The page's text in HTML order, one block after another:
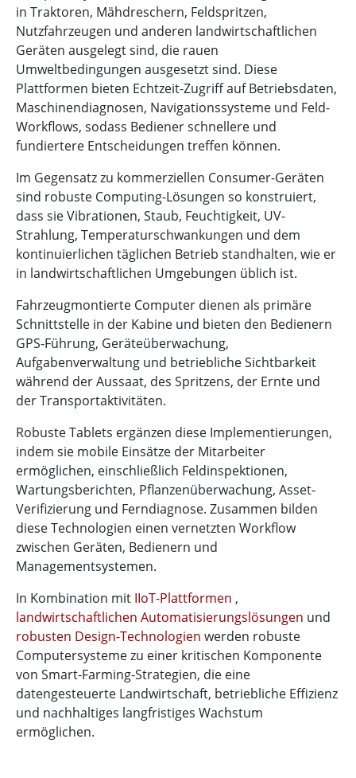
in Traktoren, Mähdreschern, Feldspritzen,
Nutzfahrzeugen und anderen landwirtschaftlichen
Geräten ausgelegt sind, die rauen
Umweltbedingungen ausgesetzt sind. Diese
Plattformen bieten Echtzeit-Zugriff auf Betriebsdaten,
Maschinendiagnosen, Navigationssysteme und Feld-
Workflows, sodass Bediener schnellere und
fundiertere Entscheidungen treffen können.
Im Gegensatz zu kommerziellen Consumer-Geräten
sind robuste Computing-Lösungen so konstruiert,
dass sie Vibrationen, Staub, Feuchtigkeit, UV-
Strahlung, Temperaturschwankungen und dem
kontinuierlichen täglichen Betrieb standhalten, wie er
in landwirtschaftlichen Umgebungen üblich ist.
Fahrzeugmontierte Computer dienen als primäre
Schnittstelle in der Kabine und bieten den Bedienern
GPS-Führung, Geräteüberwachung,
Aufgabenverwaltung und betriebliche Sichtbarkeit
während der Aussaat, des Spritzens, der Ernte und
der Transportaktivitäten.
Robuste Tablets ergänzen diese Implementierungen,
indem sie mobile Einsätze der Mitarbeiter
ermöglichen, einschließlich Feldinspektionen,
Wartungsberichten, Pflanzenüberwachung, Asset-
Verifizierung und Ferndiagnose. Zusammen bilden
diese Technologien einen vernetzten Workflow
zwischen Geräten, Bedienern und
Managementsystemen.
In Kombination mit IIoT-Plattformen ,
landwirtschaftlichen Automatisierungslösungen und
robusten Design-Technologien werden robuste
Computersysteme zu einer kritischen Komponente
von Smart-Farming-Strategien, die eine
datengesteuerte Landwirtschaft, betriebliche Effizienz
und nachhaltiges langfristiges Wachstum
ermöglichen.